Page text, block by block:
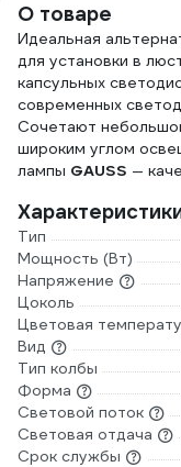
О товаре
Идеальная
для установки в
капсульных
современных
Сочетают
широким углом
лампы GAUSS —
Тип
Мощность (Вт)
Напряжение
Цоколь
Цветовая
Вид
Тип колбы
Форма
Световой поток
Световая отдача
Срок службы